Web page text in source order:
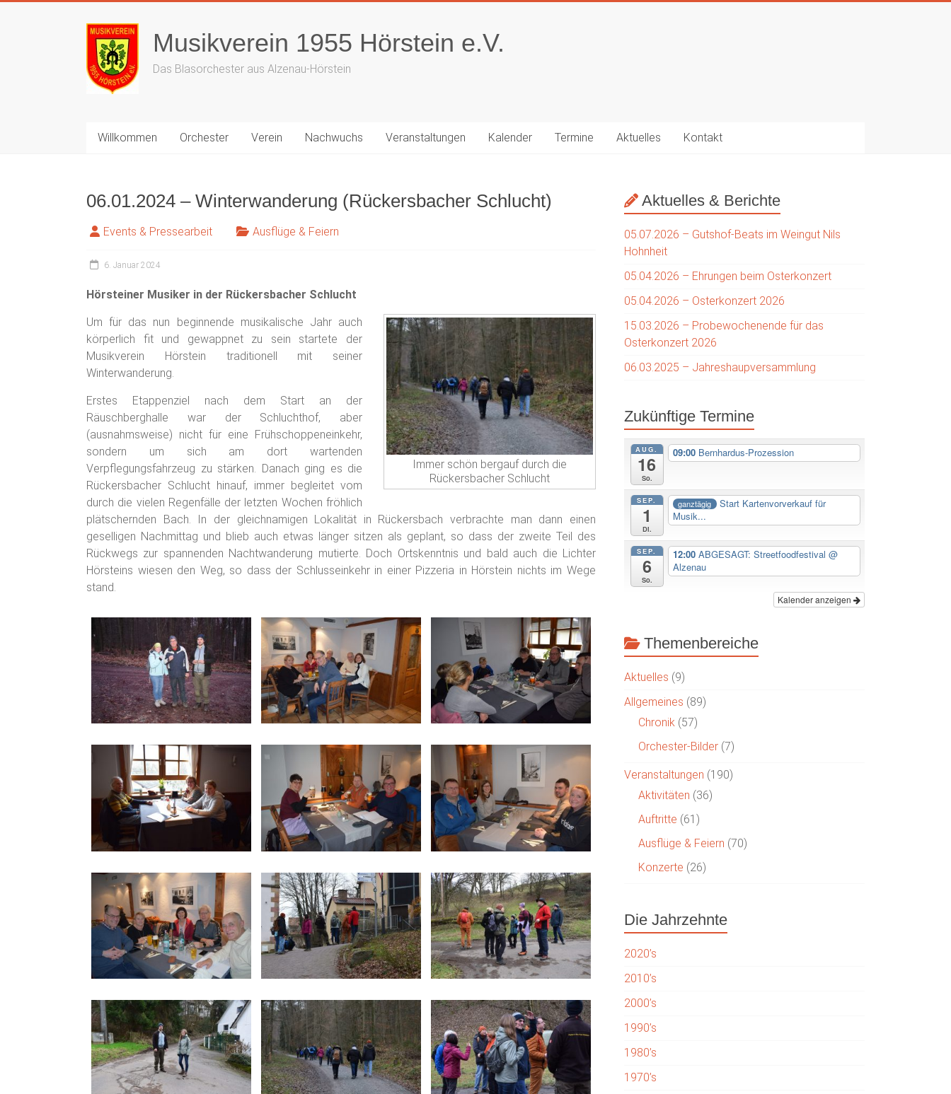
Musikverein 1955 Hörstein e.V.
Das Blasorchester aus Alzenau-Hörstein
Willkommen Orchester Verein Nachwuchs Veranstaltungen Kalender Termine Aktuelles Kontakt
06.01.2024 – Winterwanderung (Rückersbacher Schlucht)
Events & Pressearbeit Ausflüge & Feiern
6. Januar 2024
Hörsteiner Musiker in der Rückersbacher Schlucht
Immer schön bergauf durch die
Rückersbacher Schlucht
Um für das nun beginnende musikalische Jahr auch
körperlich fit und gewappnet zu sein startete der
Musikverein Hörstein traditionell mit seiner
Winterwanderung.
Erstes Etappenziel nach dem Start an der
Räuschberghalle war der Schluchthof, aber
(ausnahmsweise) nicht für eine Frühschoppeneinkehr,
sondern um sich am dort wartenden
Verpflegungsfahrzeug zu stärken. Danach ging es die
Rückersbacher Schlucht hinauf, immer begleitet vom
durch die vielen Regenfälle der letzten Wochen fröhlich
plätschernden Bach. In der gleichnamigen Lokalität in Rückersbach verbrachte man dann einen
geselligen Nachmittag und blieb auch etwas länger sitzen als geplant, so dass der zweite Teil des
Rückwegs zur spannenden Nachtwanderung mutierte. Doch Ortskenntnis und bald auch die Lichter
Hörsteins wiesen den Weg, so dass der Schlusseinkehr in einer Pizzeria in Hörstein nichts im Wege
stand.
Aktuelles & Berichte
05.07.2026 – Gutshof-Beats im Weingut Nils
Hohnheit
05.04.2026 – Ehrungen beim Osterkonzert
05.04.2026 – Osterkonzert 2026
15.03.2026 – Probewochenende für das
Osterkonzert 2026
06.03.2025 – Jahreshaupversammlung
Zukünftige Termine
AUG.
16
So.
09:00 Bernhardus-Prozession
SEP.
1
Di.
ganztägig
Start Kartenvorverkauf für
Musik...
SEP.
6
So.
12:00 ABGESAGT: Streetfoodfestival @
Alzenau
Kalender anzeigen
Themenbereiche
Aktuelles (9)
Allgemeines (89)
Chronik (57)
Orchester-Bilder (7)
Veranstaltungen (190)
Aktivitäten (36)
Auftritte (61)
Ausflüge & Feiern (70)
Konzerte (26)
Die Jahrzehnte
2020’s
2010’s
2000’s
1990’s
1980’s
1970’s